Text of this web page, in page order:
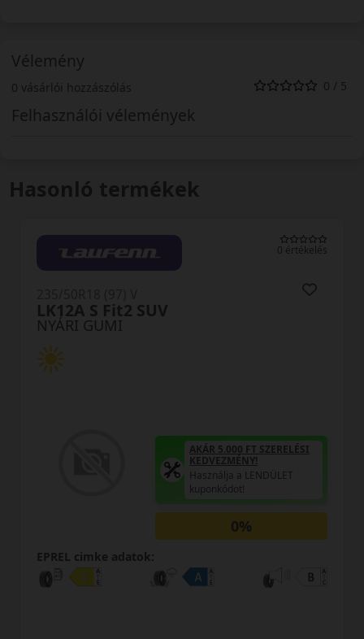
Vélemény
0 vásárlói hozzászólás 0 / 5
Felhasználói vélemények
Hasonló termékek
0 értékelés
NYÁRI GUMI
HP71
AKÁR 5.000 FT SZERELÉSI
KEDVEZMÉNY!
Használja a LENDÜLET
kuponkódot!
0%
EPREL cimke adatok: